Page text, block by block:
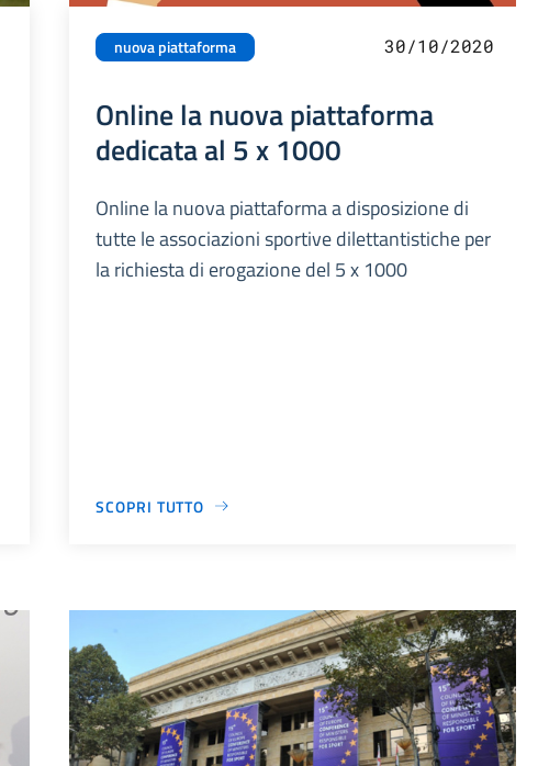
nuova piattaforma 30/10/2020
Online la nuova piattaforma
dedicata al 5 x 1000
Online la nuova piattaforma a disposizione di
tutte le associazioni sportive dilettantistiche per
la richiesta di erogazione del 5 x 1000
SCOPRI TUTTO